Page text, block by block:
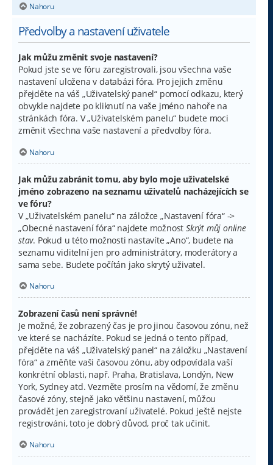
Nahoru
Předvolby a nastavení uživatele
Jak můžu změnit svoje nastavení?
Pokud jste se ve fóru zaregistrovali, jsou všechna vaše
nastavení uložena v databázi fóra. Pro jejich změnu
přejděte na váš „Uživatelský panel“ pomocí odkazu, který
obvykle najdete po kliknutí na vaše jméno nahoře na
stránkách fóra. V „Uživatelském panelu“ budete moci
změnit všechna vaše nastavení a předvolby fóra.
Nahoru
Jak můžu zabránit tomu, aby bylo moje uživatelské
jméno zobrazeno na seznamu uživatelů nacházejících se
ve fóru?
V „Uživatelském panelu“ na záložce „Nastavení fóra“ ->
„Obecné nastavení fóra“ najdete možnostSkrýt můj online
stav. Pokud u této možnosti nastavíte „Ano“, budete na
seznamu viditelní jen pro administrátory, moderátory a
sama sebe. Budete počítán jako skrytý uživatel.
Nahoru
Zobrazení časů není správné!
Je možné, že zobrazený čas je pro jinou časovou zónu, než
ve které se nacházíte. Pokud se jedná o tento případ,
přejděte na váš „Uživatelský panel“ na záložku „Nastavení
fóra“ a změňte vaši časovou zónu, aby odpovídala vaší
konkrétní oblasti, např. Praha, Bratislava, Londýn, New
York, Sydney atd. Vezměte prosím na vědomí, že změnu
časové zóny, stejně jako většinu nastavení, můžou
provádět jen zaregistrovaní uživatelé. Pokud ještě nejste
registrováni, toto je dobrý důvod, proč tak učinit.
Nahoru